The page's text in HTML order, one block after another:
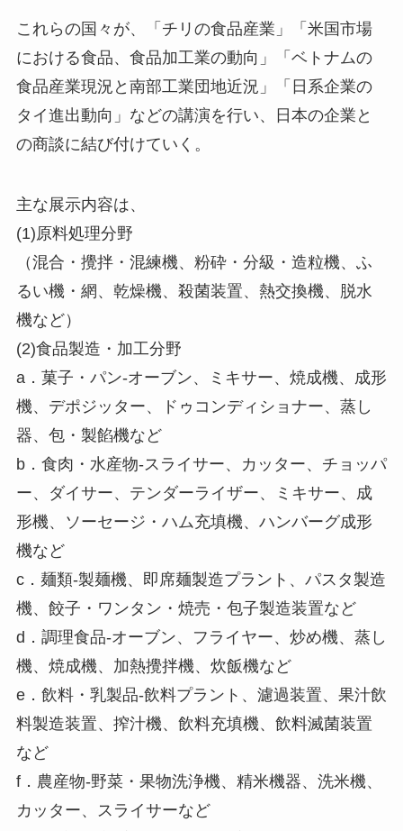
これらの国々が、「チリの食品産業」「米国市場
における食品、食品加工業の動向」「ベトナムの
食品産業現況と南部工業団地近況」「日系企業の
タイ進出動向」などの講演を行い、日本の企業と
の商談に結び付けていく。
主な展示内容は、
(1)原料処理分野
（混合・攪拌・混練機、粉砕・分級・造粒機、ふ
るい機・網、乾燥機、殺菌装置、熱交換機、脱水
機など）
(2)食品製造・加工分野
a．菓子・パン-オーブン、ミキサー、焼成機、成形
機、デポジッター、ドゥコンディショナー、蒸し
器、包・製餡機など
b．食肉・水産物-スライサー、カッター、チョッパ
ー、ダイサー、テンダーライザー、ミキサー、成
形機、ソーセージ・ハム充填機、ハンバーグ成形
機など
c．麺類-製麺機、即席麺製造プラント、パスタ製造
機、餃子・ワンタン・焼売・包子製造装置など
d．調理食品-オーブン、フライヤー、炒め機、蒸し
機、焼成機、加熱攪拌機、炊飯機など
e．飲料・乳製品-飲料プラント、濾過装置、果汁飲
料製造装置、搾汁機、飲料充填機、飲料滅菌装置
など
f．農産物-野菜・果物洗浄機、精米機器、洗米機、
カッター、スライサーなど